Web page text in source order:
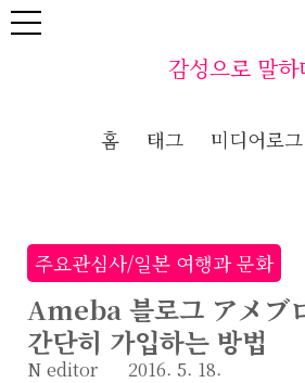
본문 바로가기
감성으로 말하
홈 태그 미디어로그
주요관심사/일본 여행과 문화
Ameba 블로그 アメブ
간단히 가입하는 방법
N editor 2016. 5. 18.